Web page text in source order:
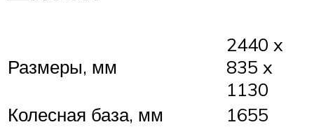
Размеры, мм
2440 x
835 x
1130
Колесная база, мм
1655